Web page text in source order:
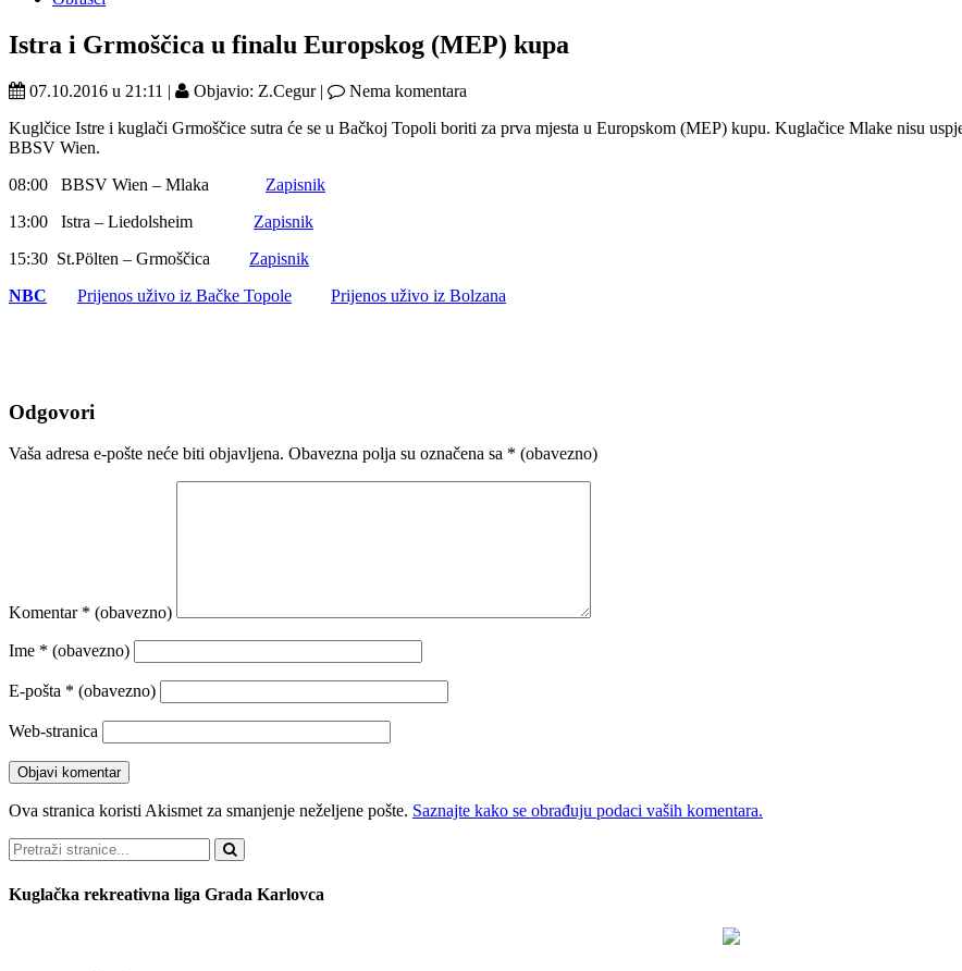
Istra i Grmoščica u finalu Europskog (MEP) kupa
07.10.2016 u 21:11 | Objavio: Z.Cegur |
Nema komentara
Kuglčice Istre i kuglači Grmoščice sutra će se u Bačkoj Topoli boriti za prva mjesta u Europskom (MEP) kupu. Kuglačice Mlake nisu
BBSV Wien.
08:00 BBSV Wien – Mlaka Zapisnik
13:00 Istra – Liedolsheim Zapisnik
15:30 St.Pölten – Grmoščica Zapisnik
NBC
Prijenos uživo iz Bačke Topole Prijenos uživo iz Bolzana
Odgovori
Vaša adresa e-pošte neće biti objavljena. Obavezna polja su označena sa * (obavezno)
Komentar * (obavezno)
Ime * (obavezno)
E-pošta * (obavezno)
Web-stranica
Ova stranica koristi Akismet za smanjenje neželjene pošte. Saznajte kako se obrađuju podaci vaših komentara.
Pretraži
Kuglačka rekreativna liga Grada Karlovca